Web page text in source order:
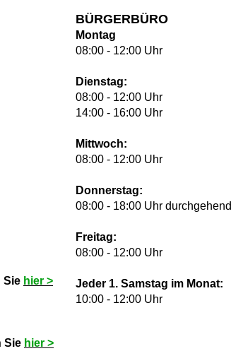
Sie hier >
Sie hier >
BÜRGERBÜRO
Montag
08:00 - 12:00 Uhr
Dienstag:
08:00 - 12:00 Uhr
14:00 - 16:00 Uhr
Mittwoch:
08:00 - 12:00 Uhr
Donnerstag:
08:00 - 18:00 Uhr durchgehend
Freitag:
08:00 - 12:00 Uhr
Jeder 1. Samstag im Monat:
10:00 - 12:00 Uhr